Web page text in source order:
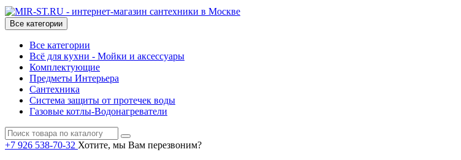
Все категории
Все категории
Всё для кухни - Мойки и аксессуары
Комплектующие
Предметы Интерьера
Сантехника
Система защиты от протечек воды
Газовые котлы-Водонагреватели
+7 926 538-70-32 Хотите, мы Вам перезвоним?